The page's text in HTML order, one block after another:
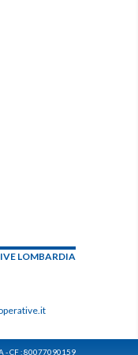
LOMBARDIA
- CF : 80077090159